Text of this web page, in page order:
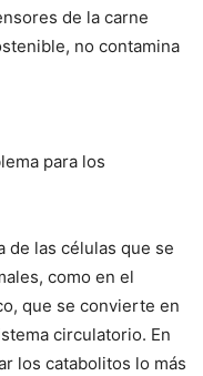
de la carne
no contamina
para los
de las células que se
como en el
que se convierte en
circulatorio. En
los catabolitos lo más